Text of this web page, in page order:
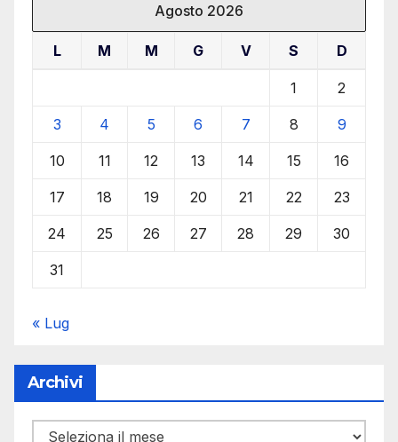
Agosto 2026
L M M G V S D
1 2
3 4 5 6 7 8 9
10 11 12 13 14 15 16
17 18 19 20 21 22 23
24 25 26 27 28 29 30
31
« Lug
Archivi
Archivi